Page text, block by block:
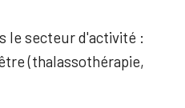
le secteur d'activité :
(thalassothérapie,